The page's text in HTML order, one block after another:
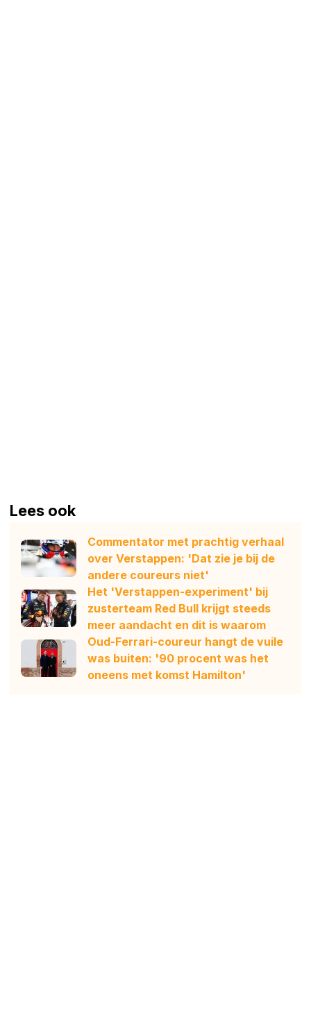
Lees ook
Commentator met prachtig verhaal
over Verstappen: 'Dat zie je bij de
andere coureurs niet'
Het 'Verstappen-experiment' bij
zusterteam Red Bull krijgt steeds
meer aandacht en dit is waarom
Oud-Ferrari-coureur hangt de vuile
was buiten: '90 procent was het
oneens met komst Hamilton'